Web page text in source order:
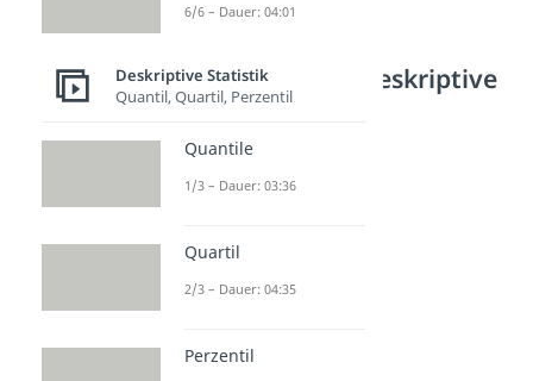
Weitere Inhalte: Deskriptive
Statistik
Skalenniveaus
Dauer: 02:25
Dauer: 02:47
Ordinalskala
Dauer: 03:21
Kardinalskala
Intervallskala
6/6 – Dauer: 04:01
Deskriptive Statistik
Quantil, Quartil, Perzentil
Quantile
1/3 – Dauer: 03:36
Quartil
2/3 – Dauer: 04:35
Perzentil